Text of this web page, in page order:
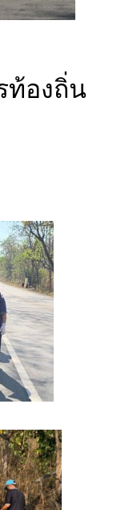
ท้องถิ่น